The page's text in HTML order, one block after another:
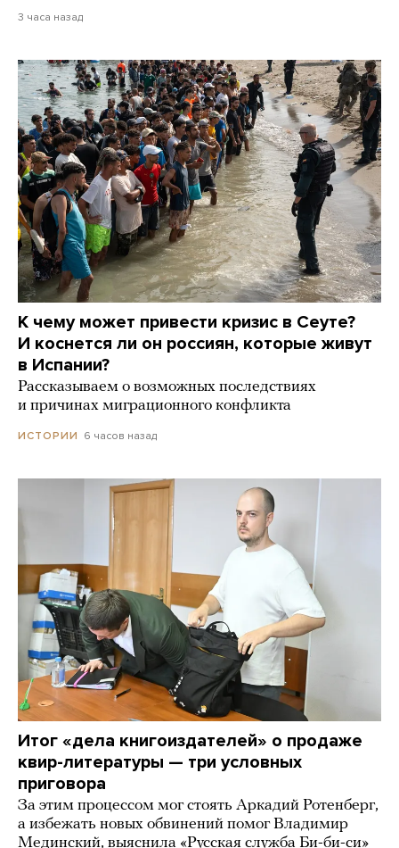
3 часа назад
К чему может привести кризис в Сеуте?
И коснется ли он россиян, которые живут
в Испании?
Рассказываем о возможных последствиях
и причинах миграционного конфликта
ИСТОРИИ 6 часов назад
Итог «дела книгоиздателей» о продаже
квир-литературы — три условных
приговора
За этим процессом мог стоять Аркадий Ротенберг,
а избежать новых обвинений помог Владимир
Мединский, выяснила «Русская служба Би-би-си»